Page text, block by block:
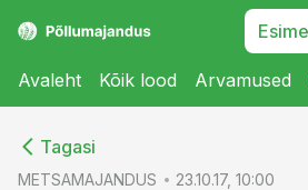
Avaleht Kõik lood Arvamused
Tagasi
METSAMAJANDUS 23.10.17, 10:00